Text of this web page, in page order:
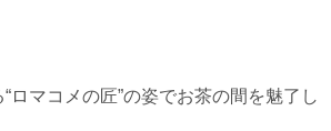
マコメの匠”の姿でお茶の間を魅了し